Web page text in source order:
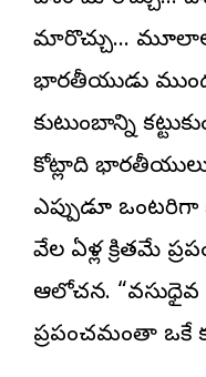
మారొచ్చు…
భారతీయుడు
కుటుంబాన్ని
కోట్లాది
ఎప్పుడూ
వేల ఏళ్ల క్రితమే
ఆలోచన. “వసుధైవ
ప్రపంచమంతా ఒకే